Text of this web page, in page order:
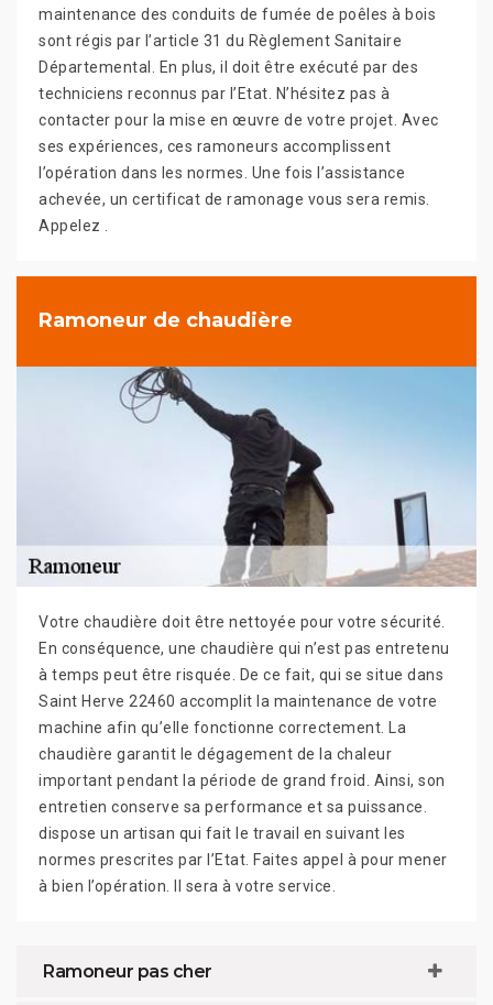
maintenance des conduits de fumée de poêles à bois
sont régis par l’article 31 du Règlement Sanitaire
Départemental. En plus, il doit être exécuté par des
techniciens reconnus par l’Etat. N’hésitez pas à
contacter pour la mise en œuvre de votre projet. Avec
ses expériences, ces ramoneurs accomplissent
l’opération dans les normes. Une fois l’assistance
achevée, un certificat de ramonage vous sera remis.
Appelez .
Ramoneur de chaudière
Votre chaudière doit être nettoyée pour votre sécurité.
En conséquence, une chaudière qui n’est pas entretenu
à temps peut être risquée. De ce fait, qui se situe dans
Saint Herve 22460 accomplit la maintenance de votre
machine afin qu’elle fonctionne correctement. La
chaudière garantit le dégagement de la chaleur
important pendant la période de grand froid. Ainsi, son
entretien conserve sa performance et sa puissance.
dispose un artisan qui fait le travail en suivant les
normes prescrites par l’Etat. Faites appel à pour mener
à bien l’opération. Il sera à votre service.
Ramoneur pas cher